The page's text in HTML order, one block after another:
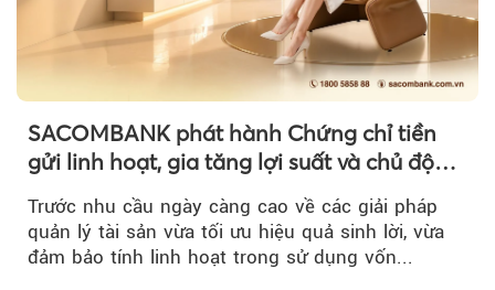
SACOMBANK phát hành Chứng chỉ tiền
gửi linh hoạt, gia tăng lợi suất và chủ động
nguồn vốn cho khách hàng
Trước nhu cầu ngày càng cao về các giải pháp
quản lý tài sản vừa tối ưu hiệu quả sinh lời, vừa
đảm bảo tính linh hoạt trong sử dụng vốn...